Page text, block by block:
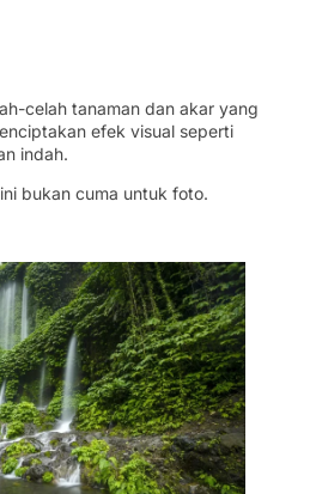
celah tanaman dan akar yang
efek visual seperti
indah.
bukan cuma untuk foto.